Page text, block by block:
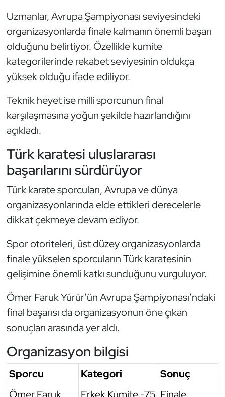
Uzmanlar, Avrupa Şampiyonası seviyesindeki
organizasyonlarda finale kalmanın önemli başarı
olduğunu belirtiyor. Özellikle kumite
kategorilerinde rekabet seviyesinin oldukça
yüksek olduğu ifade ediliyor.
Teknik heyet ise milli sporcunun final
karşılaşmasına yoğun şekilde hazırlandığını
açıkladı.
Türk karatesi uluslararası
başarılarını sürdürüyor
Türk karate sporcuları, Avrupa ve dünya
organizasyonlarında elde ettikleri derecelerle
dikkat çekmeye devam ediyor.
Spor otoriteleri, üst düzey organizasyonlarda
finale yükselen sporcuların Türk karatesinin
gelişimine önemli katkı sunduğunu vurguluyor.
Ömer Faruk Yürür’ün Avrupa Şampiyonası’ndaki
final başarısı da organizasyonun öne çıkan
sonuçları arasında yer aldı.
Organizasyon bilgisi
Sporcu Kategori
Sonuç
Masa Tenisi
Modern Pentatlon
Motor Sporları
Muay Thai
Okçuluk
Optimist
Oryantiring
Özel Sporcular
Paralimpik
Ragbi
Su Topu
Tekvando
Tenis